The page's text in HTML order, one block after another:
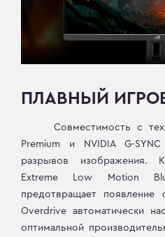
ПЛАВНЫЙ
Совместимость с
Premium и NVIDIA G-SYNC
разрывов изображения.
Extreme Low Motion
предотвращает появление
Overdrive автоматически
оптимальной